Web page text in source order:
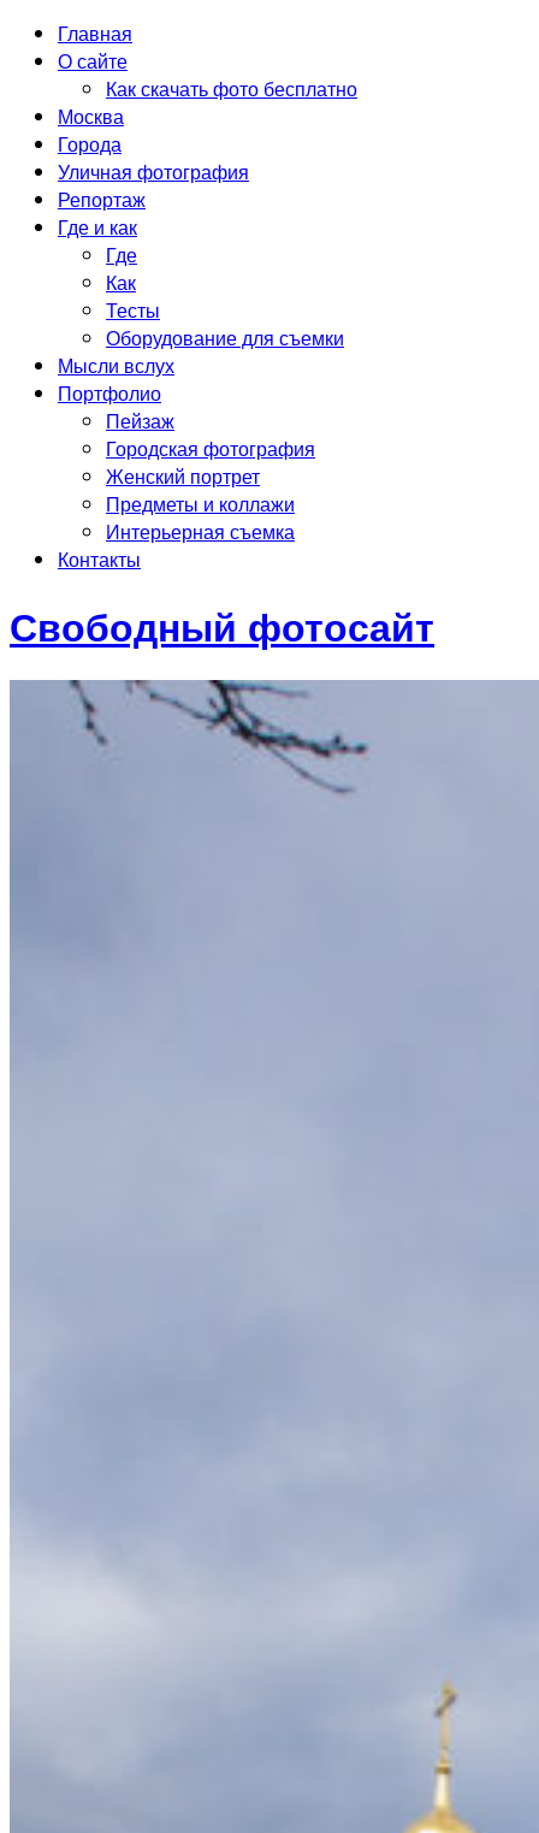
Главная
О сайте
Как скачать фото бесплатно
Москва
Города
Уличная фотография
Репортаж
Где и как
Где
Как
Тесты
Оборудование для съемки
Мысли вслух
Портфолио
Пейзаж
Городская фотография
Женский портрет
Предметы и коллажи
Интерьерная съемка
Контакты
Свободный фотосайт